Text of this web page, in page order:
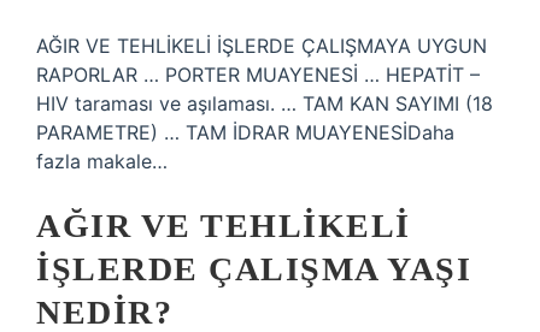
AĞIR VE TEHLİKELİ İŞLERDE ÇALIŞMAYA UYGUN
RAPORLAR … PORTER MUAYENESİ … HEPATİT –
HIV taraması ve aşılaması. … TAM KAN SAYIMI (18
PARAMETRE) … TAM İDRAR MUAYENESİDaha
fazla makale…
AĞIR VE TEHLIKELI
IŞLERDE ÇALIŞMA YAŞI
NEDIR?